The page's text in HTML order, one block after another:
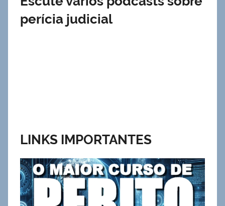
perícia judicial
LINKS IMPORTANTES